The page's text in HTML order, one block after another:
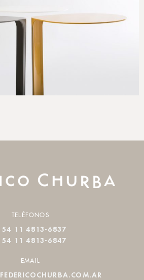
TELÉFONOS
54 11 4813-6837
54 11 4813-6847
EMAIL